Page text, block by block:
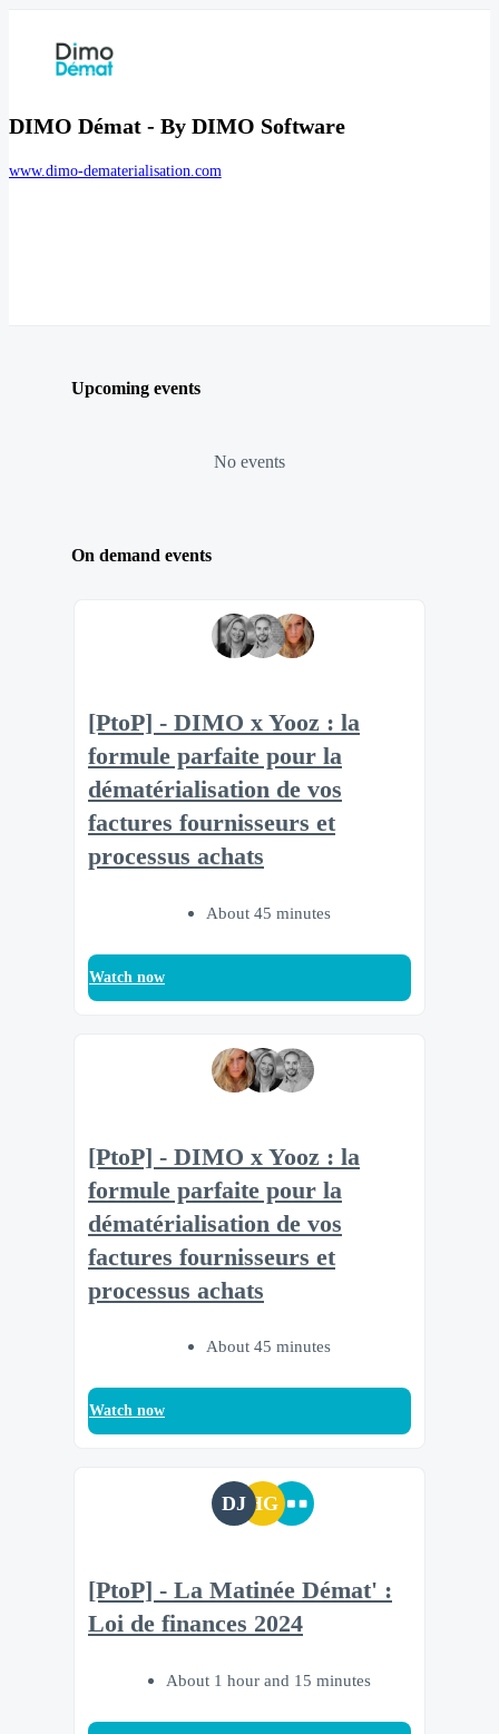
DIMO Démat - By DIMO Software
www.dimo-dematerialisation.com
Upcoming events
No events
On demand events
[PtoP] - DIMO x Yooz : la
formule parfaite pour la
dématérialisation de vos
factures fournisseurs et
processus achats
About 45 minutes
Watch now
[PtoP] - DIMO x Yooz : la
formule parfaite pour la
dématérialisation de vos
factures fournisseurs et
processus achats
About 45 minutes
Watch now
DJ HG
[PtoP] - La Matinée Démat' :
Loi de finances 2024
About 1 hour and 15 minutes